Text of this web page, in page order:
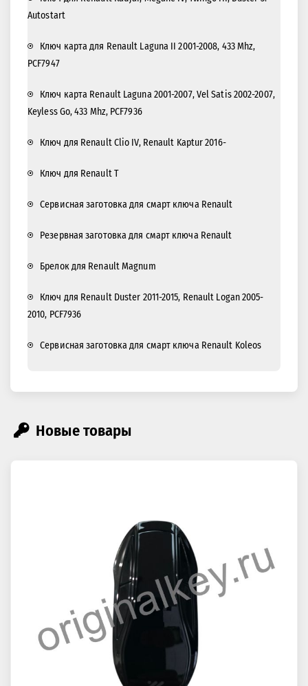
Autostart
Ключ карта для Renault Laguna II 2001-2008, 433 Mhz,
PCF7947
Ключ карта Renault Laguna 2001-2007, Vel Satis 2002-2007,
Keyless Go, 433 Mhz, PCF7936
Ключ для Renault Clio IV, Renault Kaptur 2016-
Ключ для Renault T
Сервисная заготовка для смарт ключа Renault
Резервная заготовка для смарт ключа Renault
Брелок для Renault Magnum
Ключ для Renault Duster 2011-2015, Renault Logan 2005-
2010, PCF7936
Сервисная заготовка для смарт ключа Renault Koleos
Новые товары